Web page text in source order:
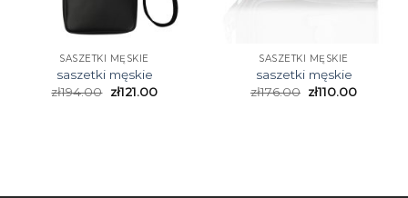
SASZETKI MĘSKIE
saszetki męskie
zł194.00 zł121.00
SASZETKI MĘSKIE
saszetki męskie
zł176.00 zł110.00